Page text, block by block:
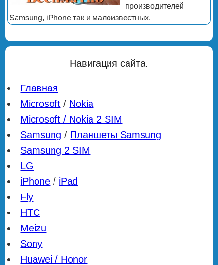
производителей
Samsung, iPhone так и малоизвестных.
Навигация сайта.
Главная
Microsoft / Nokia
Microsoft / Nokia 2 SIM
Samsung / Планшеты Samsung
Samsung 2 SIM
LG
iPhone / iPad
Fly
HTC
Meizu
Sony
Huawei / Honor